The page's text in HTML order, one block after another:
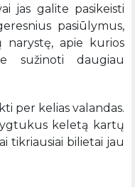
jas galite pasikeisti
pasiūlymus,
narystę, apie kurios
sužinoti daugiau
per kelias valandas.
keletą kartų
tikriausiai bilietai jau